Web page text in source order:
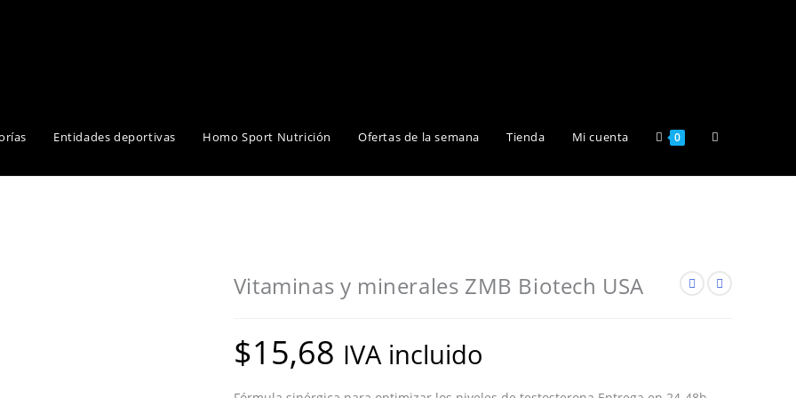
Entidades deportivas Homo Sport Nutrición Ofertas de la semana Tienda Mi cuenta 0 Alternar
Vitaminas y minerales ZMB Biotech USA
$15,68 IVA incluido